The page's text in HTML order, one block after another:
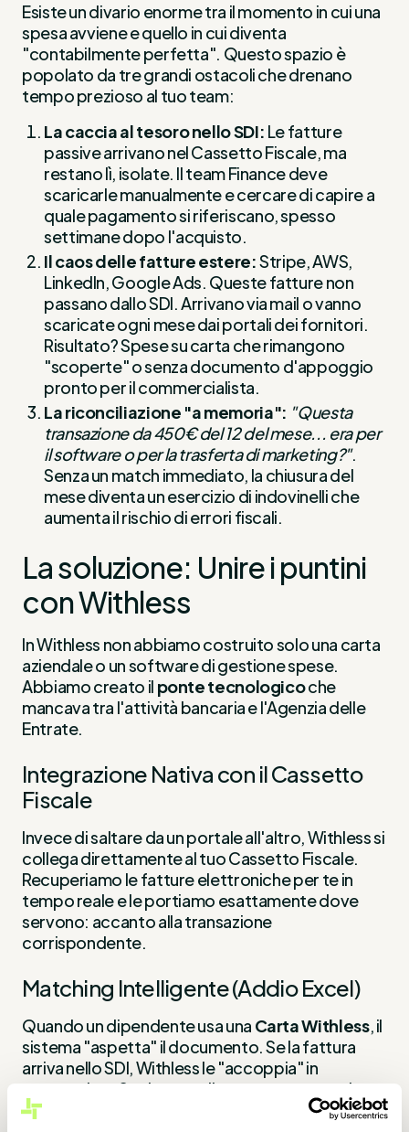
Esiste un divario enorme tra il momento in cui una
spesa avviene e quello in cui diventa
"contabilmente perfetta". Questo spazio è
popolato da tre grandi ostacoli che drenano
tempo prezioso al tuo team:
La caccia al tesoro nello SDI: Le fatture
passive arrivano nel Cassetto Fiscale, ma
restano lì, isolate. Il team Finance deve
scaricarle manualmente e cercare di capire a
quale pagamento si riferiscano, spesso
settimane dopo l'acquisto.
Il caos delle fatture estere:Stripe, AWS,
LinkedIn, Google Ads. Queste fatture non
passano dallo SDI. Arrivano via mail o vanno
scaricate ogni mese dai portali dei fornitori.
Risultato? Spese su carta che rimangono
"scoperte" o senza documento d'appoggio
pronto per il commercialista.
La riconciliazione "a memoria": "Questa
transazione da 450€ del 12 del mese... era per
il software o per la trasferta di marketing?".
Senza un match immediato, la chiusura del
mese diventa un esercizio di indovinelli che
aumenta il rischio di errori fiscali.
La soluzione: Unire i puntini
con Withless
In Withless non abbiamo costruito solo una carta
aziendale o un software di gestione spese.
Abbiamo creato il ponte tecnologicoche
mancava tra l'attività bancaria e l'Agenzia delle
Entrate.
Integrazione Nativa con il Cassetto
Fiscale
Invece di saltare da un portale all'altro, Withless si
collega direttamente al tuo Cassetto Fiscale.
Recuperiamo le fatture elettroniche per te in
tempo reale e le portiamo esattamente dove
servono: accanto alla transazione
corrispondente.
Matching Intelligente (Addio Excel)
Quando un dipendente usa una Carta Withless, il
sistema "aspetta" il documento. Se la fattura
arriva nello SDI, Withless le "accoppia" in
automatico. Se si tratta di una spesa estera, la
nostra AI estrae i dati dalla ricevuta caricata e